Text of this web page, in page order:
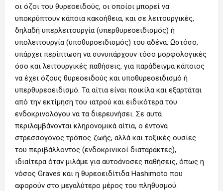
οι όζοι του θυρεοειδούς, οι οποίοι μπορεί να
υποκρύπτουν κάποια κακοήθεια, και σε λειτουργικές,
δηλαδή υπερλειτουργία (υπερθυρεοειδισμός) ή
υπολειτουργία (υποθυροειδισμός) του αδένα. Ωστόσο,
υπάρχει περίπτωση να συνυπάρχουν τόσο μορφολογικές
όσο και λειτουργικές παθήσεις, για παράδειγμα κάποιος
να έχει όζους θυρεοειδούς και υποθυρεοειδισμό ή
υπερθυρεοειδισμό. Τα αίτια είναι ποικίλα και εξαρτάται
από την εκτίμηση του ιατρού και ειδικότερα του
ενδοκρινολόγου να τα διερευνήσει. Σε αυτά
περιλαμβάνονται κληρονομικά αίτια, ο έντονα
στρεσσογόνος τρόπος ζωής, αλλά και τοξικές ουσίες
του περιβάλλοντος (ενδοκρινικοί διαταράκτες),
ιδιαίτερα όταν μιλάμε για αυτοάνοσες παθήσεις, όπως η
νόσος Graves και η θυρεοειδίτιδα Hashimoto που
αφορούν στο μεγαλύτερο μέρος του πληθυσμού.